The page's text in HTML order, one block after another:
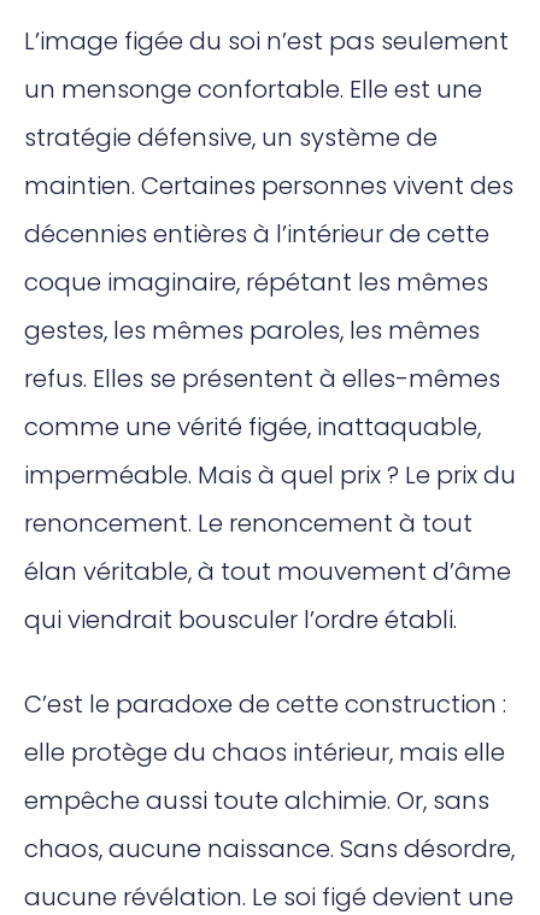
L’image figée du soi n’est pas seulement
un mensonge confortable. Elle est une
stratégie défensive, un système de
maintien. Certaines personnes vivent des
décennies entières à l’intérieur de cette
coque imaginaire, répétant les mêmes
gestes, les mêmes paroles, les mêmes
refus. Elles se présentent à elles-mêmes
comme une vérité figée, inattaquable,
imperméable. Mais à quel prix ? Le prix du
renoncement. Le renoncement à tout
élan véritable, à tout mouvement d’âme
qui viendrait bousculer l’ordre établi.
C’est le paradoxe de cette construction :
elle protège du chaos intérieur, mais elle
empêche aussi toute alchimie. Or, sans
chaos, aucune naissance. Sans désordre,
aucune révélation. Le soi figé devient une